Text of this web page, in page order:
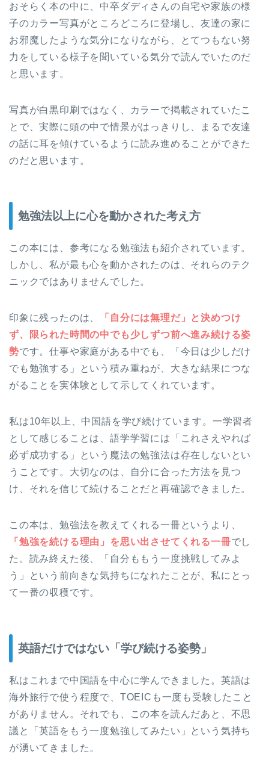
おそらく本の中に、中卒ダディさんの自宅や家族の様
子のカラー写真がところどころに登場し、友達の家に
お邪魔したような気分になりながら、とてつもない努
力をしている様子を聞いている気分で読んでいたのだ
と思います。
写真が白黒印刷ではなく、カラーで掲載されていたこ
とで、実際に頭の中で情景がはっきりし、まるで友達
の話に耳を傾けているように読み進めることができた
のだと思います。
勉強法以上に心を動かされた考え方
この本には、参考になる勉強法も紹介されています。
しかし、私が最も心を動かされたのは、それらのテク
ニックではありませんでした。
印象に残ったのは、
「自分には無理だ」と決めつけ
ず、限られた時間の中でも少しずつ前へ進み続ける姿
勢です。仕事や家庭がある中でも、「今日は少しだけ
でも勉強する」という積み重ねが、大きな結果につな
がることを実体験として示してくれています。
私は10年以上、中国語を学び続けています。一学習者
として感じることは、語学学習には「これさえやれば
必ず成功する」という魔法の勉強法は存在しないとい
うことです。大切なのは、自分に合った方法を見つ
け、それを信じて続けることだと再確認できました。
この本は、勉強法を教えてくれる一冊というより、
「勉強を続ける理由」を思い出させてくれる一冊でし
た。読み終えた後、「自分ももう一度挑戦してみよ
う」という前向きな気持ちになれたことが、私にとっ
て一番の収穫です。
英語だけではない「学び続ける姿勢」
私はこれまで中国語を中心に学んできました。英語は
海外旅行で使う程度で、TOEICも一度も受験したこと
がありません。それでも、この本を読んだあと、不思
議と「英語をもう一度勉強してみたい」という気持ち
が湧いてきました。